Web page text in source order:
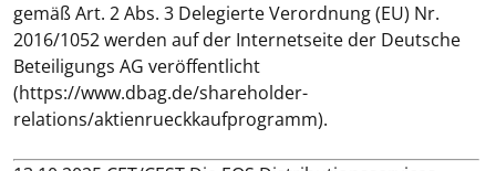
gemäß Art. 2 Abs. 3 Delegierte Verordnung (EU) Nr.
2016/1052 werden auf der Internetseite der Deutsche
Beteiligungs AG veröffentlicht
(https://www.dbag.de/shareholder-
relations/aktienrueckkaufprogramm).